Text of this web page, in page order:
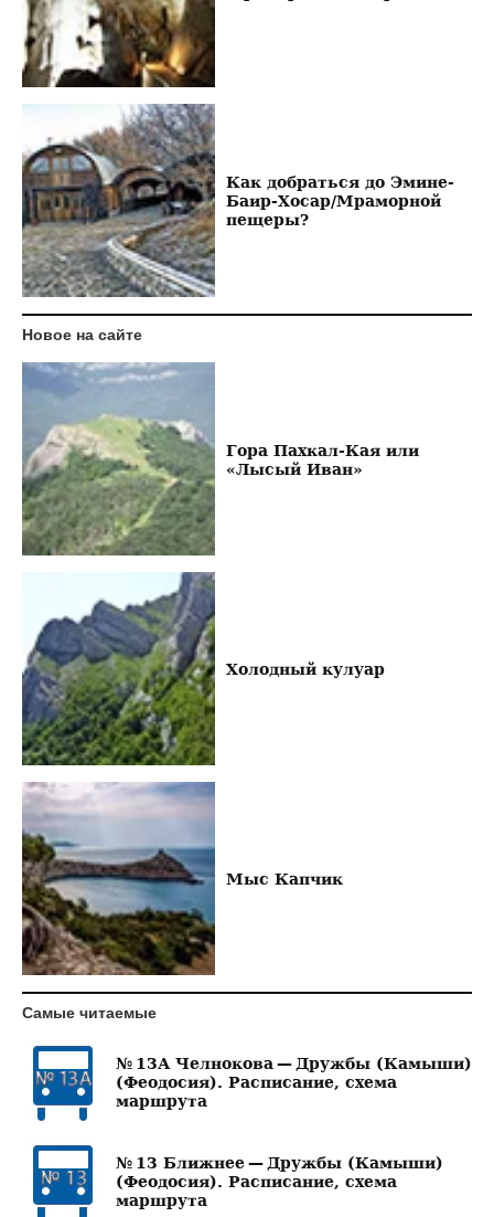
Как добраться до Эмине-
Баир-Хосар/Мраморной
пещеры?
Новое на сайте
Гора Пахкал-Кая или
«Лысый Иван»
Холодный кулуар
Мыс Капчик
Самые читаемые
№ 13А Челнокова — Дружбы (Камыши)
(Феодосия). Расписание, схема
маршрута
№ 13 Ближнее — Дружбы (Камыши)
(Феодосия). Расписание, схема
маршрута